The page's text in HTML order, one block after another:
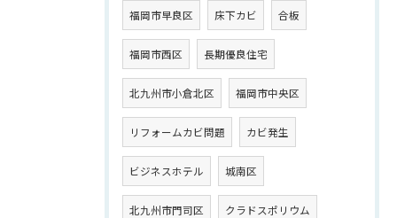
福岡市早良区 床下カビ 合板
福岡市西区 長期優良住宅
北九州市小倉北区 福岡市中央区
リフォームカビ問題 カビ発生
ビジネスホテル 城南区
北九州市門司区 クラドスポリウム